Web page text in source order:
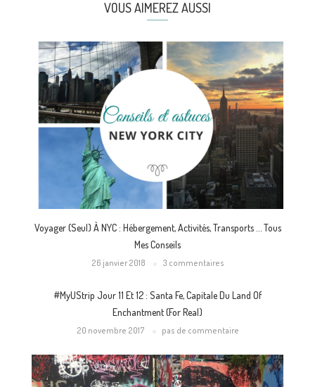
VOUS AIMEREZ AUSSI
Voyager (seul) À NYC : Hébergement, Activités, Transports … Tous
Mes Conseils
26 janvier 2018 3 commentaires
#myUStrip Jour 11 Et 12 : Santa Fe, Capitale Du Land Of
Enchantment (for Real)
20 novembre 2017 pas de commentaire